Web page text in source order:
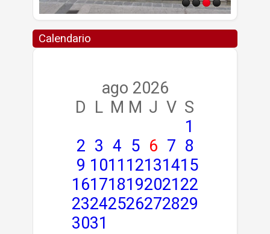
Calendario
ago 2026
D L M M J V S
1
2 3 4 5 6 7 8
9 1011 12131415
16171819202122
23242526272829
3031